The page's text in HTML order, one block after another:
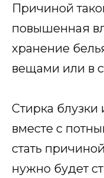
Причиной
повышенная
хранение
вещами или в
Стирка блузки
вместе с
стать
нужно будет